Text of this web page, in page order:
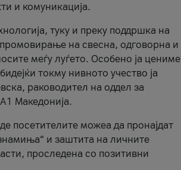
и комуникација.
туку и преку поддршка на
на свесна, одговорна и
меѓу луѓето. Особено ја цениме
токму нивното учество ја
раководител на оддел за
Македонија.
посетителите можеа да пронајдат
и заштита на личните
проследена со позитивни